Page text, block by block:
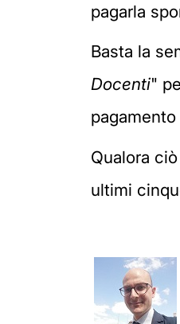
pagarla
Basta la
Docenti"
Qualora
ultimi